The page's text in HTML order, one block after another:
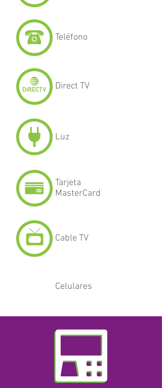
Teléfono
Direct TV
Luz
Tarjeta
MasterCard
Cable TV
Celulares